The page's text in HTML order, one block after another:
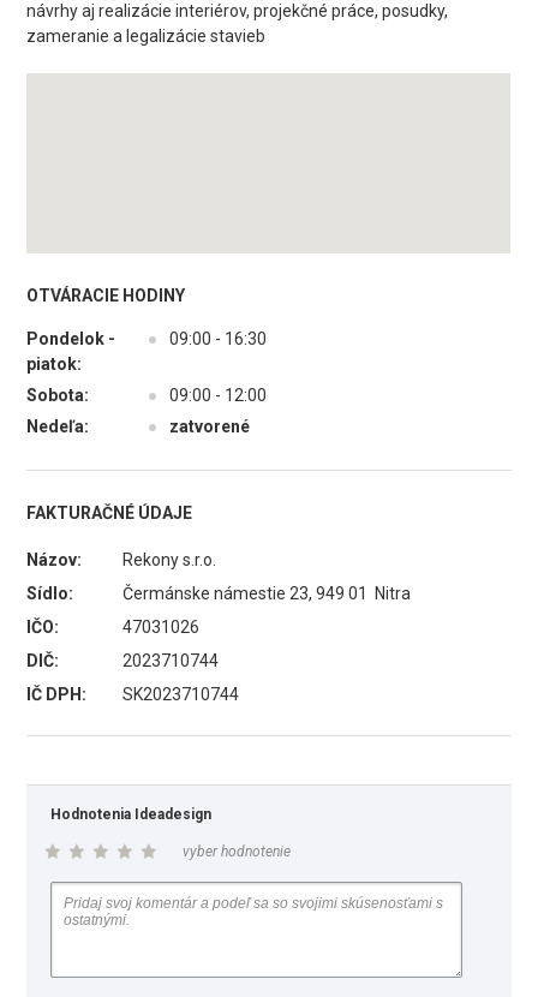
návrhy aj realizácie interiérov, projekčné práce, posudky,
zameranie a legalizácie stavieb
OTVÁRACIE HODINY
Pondelok -
piatok:
● 09:00 - 16:30
Sobota: ●
09:00 - 12:00
Nedeľa:
● zatvorené
FAKTURAČNÉ ÚDAJE
Názov:
Rekony s.r.o.
Sídlo:
Čermánske námestie 23, 949 01 Nitra
IČO:
47031026
DIČ:
2023710744
IČ DPH:
SK2023710744
Hodnotenia Ideadesign
vyber hodnotenie